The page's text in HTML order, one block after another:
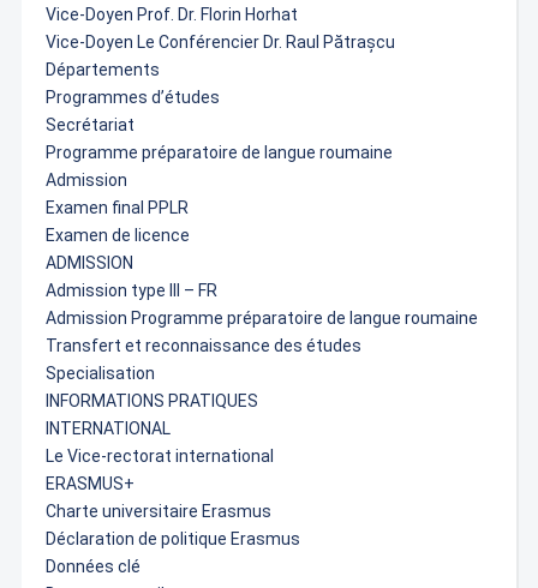
Vice-Doyen Prof. Dr. Florin Horhat
Vice-Doyen Le Conférencier Dr. Raul Pătrașcu
Départements
Programmes d’études
Secrétariat
Programme préparatoire de langue roumaine
Admission
Examen final PPLR
Examen de licence
ADMISSION
Admission type III – FR
Admission Programme préparatoire de langue roumaine
Transfert et reconnaissance des études
Specialisation
INFORMATIONS PRATIQUES
INTERNATIONAL
Le Vice-rectorat international
ERASMUS+
Charte universitaire Erasmus
Déclaration de politique Erasmus
Données clé